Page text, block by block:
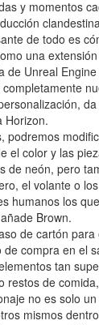
y momentos
de todo es
una
de Unreal
Horizon.
podremos
el color y las
de neón, pero
el volante o
humanos los
Brown.
de cartón
compra en el
tan
restos de
no es solo
mismos